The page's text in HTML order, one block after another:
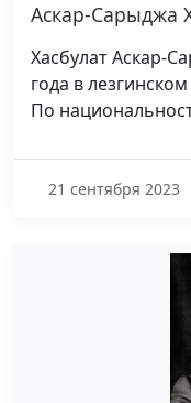
Аскар-Сарыджа
Хасбулат Аскар-
года в
По
21 сентября 2023